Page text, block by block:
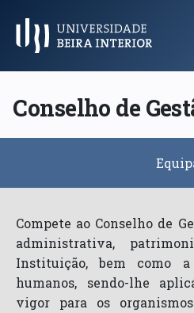
Menu Principal
Conselho de
Compete ao Conselho de
administrativa,
Instituição, bem como
humanos, sendo-lhe
vigor para os